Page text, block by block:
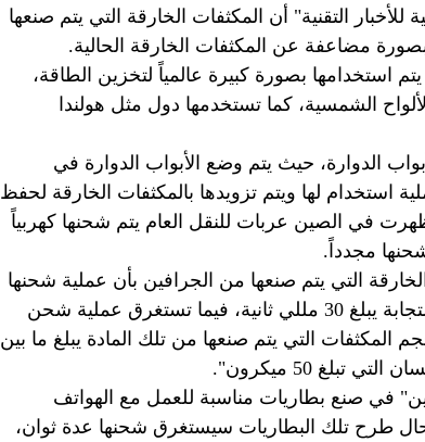
التقنية" أن المكثفات الخارقة التي يتم صنعها
مضاعفة عن المكثفات الخارقة الحالية.
استخدامها بصورة كبيرة عالمياً لتخزين الطاقة،
الشمسية، كما تستخدمها دول مثل هولندا
الدوارة، حيث يتم وضع الأبواب الدوارة في
استخدام لها ويتم تزويدها بالمكثفات الخارقة لحفظ
في الصين عربات للنقل العام يتم شحنها كهربياً
مجدداً.
التي يتم صنعها من الجرافين بأن عملية شحنها
تستغرق ثانية واحدة تقريباً، حيث تتميز بوقت استجابة يبلغ 30 مللي ثانية، فيما تستغرق عملية شحن
نحو 90 ثانية، كما أن حجم المكثفات التي يتم صنعها من تلك المادة يبلغ ما بين
في صنع بطاريات مناسبة للعمل مع الهواتف
طرح تلك البطاريات سيستغرق شحنها عدة ثوان،